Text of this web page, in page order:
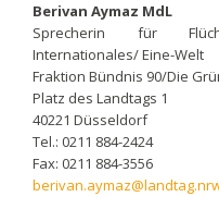
Berivan Aymaz MdL
Sprecherin für
Internationales/ Eine-Welt
Fraktion Bündnis 90/Die
Platz des Landtags 1
40221 Düsseldorf
Tel.: 0211 884-2424
Fax: 0211 884-3556